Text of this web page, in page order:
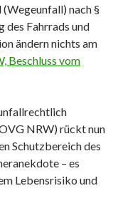
nach §
des Fahrrads und
ändern nichts am
Beschluss vom
NRW) rückt nun
Schutzbereich des
– es
Lebensrisiko und